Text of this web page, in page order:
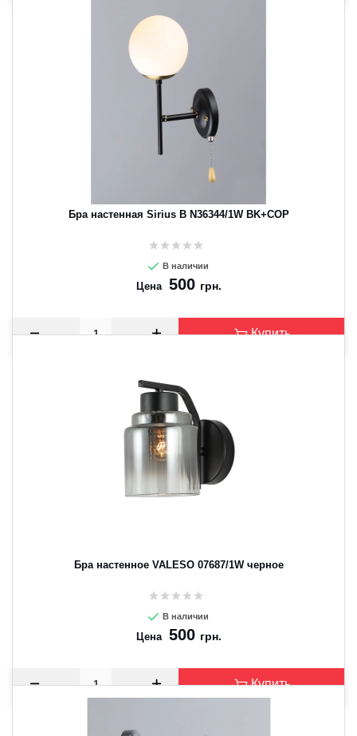
Бра настенная Sirius B N36344/1W BK+COP
В наличии
Цена 500 грн.
Купить
Бра настенное VALESO 07687/1W черное
В наличии
Цена 500 грн.
Купить